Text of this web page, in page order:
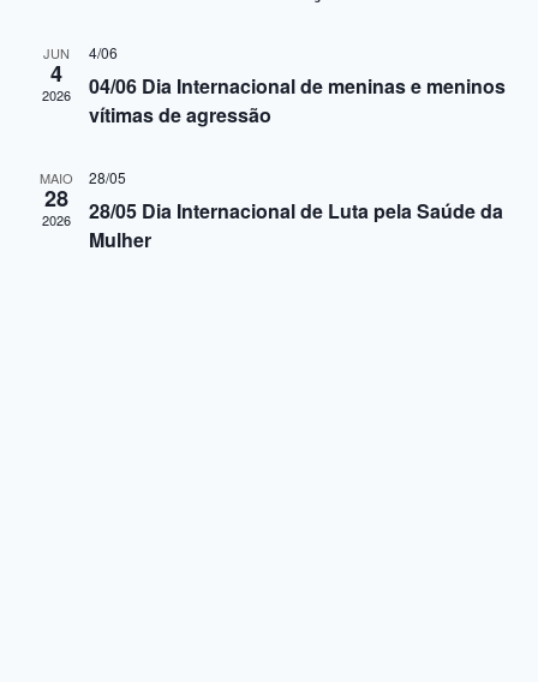
JUN
4
2026
4/06
04/06 Dia Internacional de meninas e meninos
vítimas de agressão
MAIO
28
2026
28/05
28/05 Dia Internacional de Luta pela Saúde da
Mulher